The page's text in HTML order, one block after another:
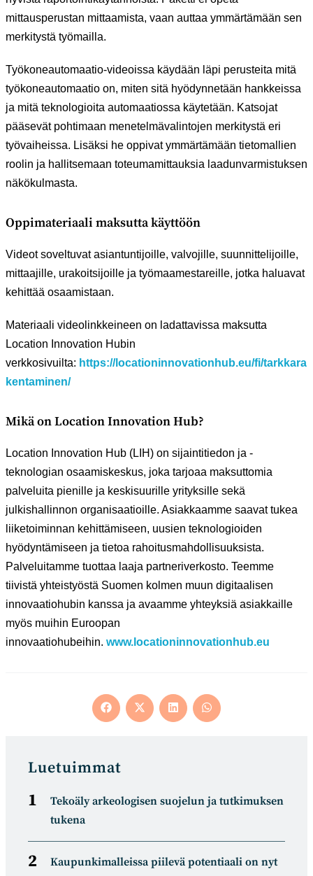
mittausperustan mittaamista, vaan auttaa ymmärtämään sen
merkitystä työmailla.
Työkoneautomaatio-videoissa käydään läpi perusteita mitä
työkoneautomaatio on, miten sitä hyödynnetään hankkeissa
ja mitä teknologioita automaatiossa käytetään. Katsojat
pääsevät pohtimaan menetelmävalintojen merkitystä eri
työvaiheissa. Lisäksi he oppivat ymmärtämään tietomallien
roolin ja hallitsemaan toteumamittauksia laadunvarmistuksen
näkökulmasta.
Oppimateriaali maksutta käyttöön
Videot soveltuvat asiantuntijoille, valvojille, suunnittelijoille,
mittaajille, urakoitsijoille ja työmaamestareille, jotka haluavat
kehittää osaamistaan.
Materiaali videolinkkeineen on ladattavissa maksutta
Location Innovation Hubin
verkkosivuilta: https://locationinnovationhub.eu/fi/tarkkara
kentaminen/
Mikä on Location Innovation Hub?
Location Innovation Hub (LIH) on sijaintitiedon ja -
teknologian osaamiskeskus, joka tarjoaa maksuttomia
palveluita pienille ja keskisuurille yrityksille sekä
julkishallinnon organisaatioille. Asiakkaamme saavat tukea
liiketoiminnan kehittämiseen, uusien teknologioiden
hyödyntämiseen ja tietoa rahoitusmahdollisuuksista.
Palveluitamme tuottaa laaja partneriverkosto. Teemme
tiivistä yhteistyöstä Suomen kolmen muun digitaalisen
innovaatiohubin kanssa ja avaamme yhteyksiä asiakkaille
myös muihin Euroopan
innovaatiohubeihin. www.locationinnovationhub.eu
Opens
in
Opens
in
Opens
in
Opens
in
Luetuimmat
Tekoäly arkeologisen suojelun ja tutkimuksen
tukena
Kaupunkimalleissa piilevä potentiaali on nyt